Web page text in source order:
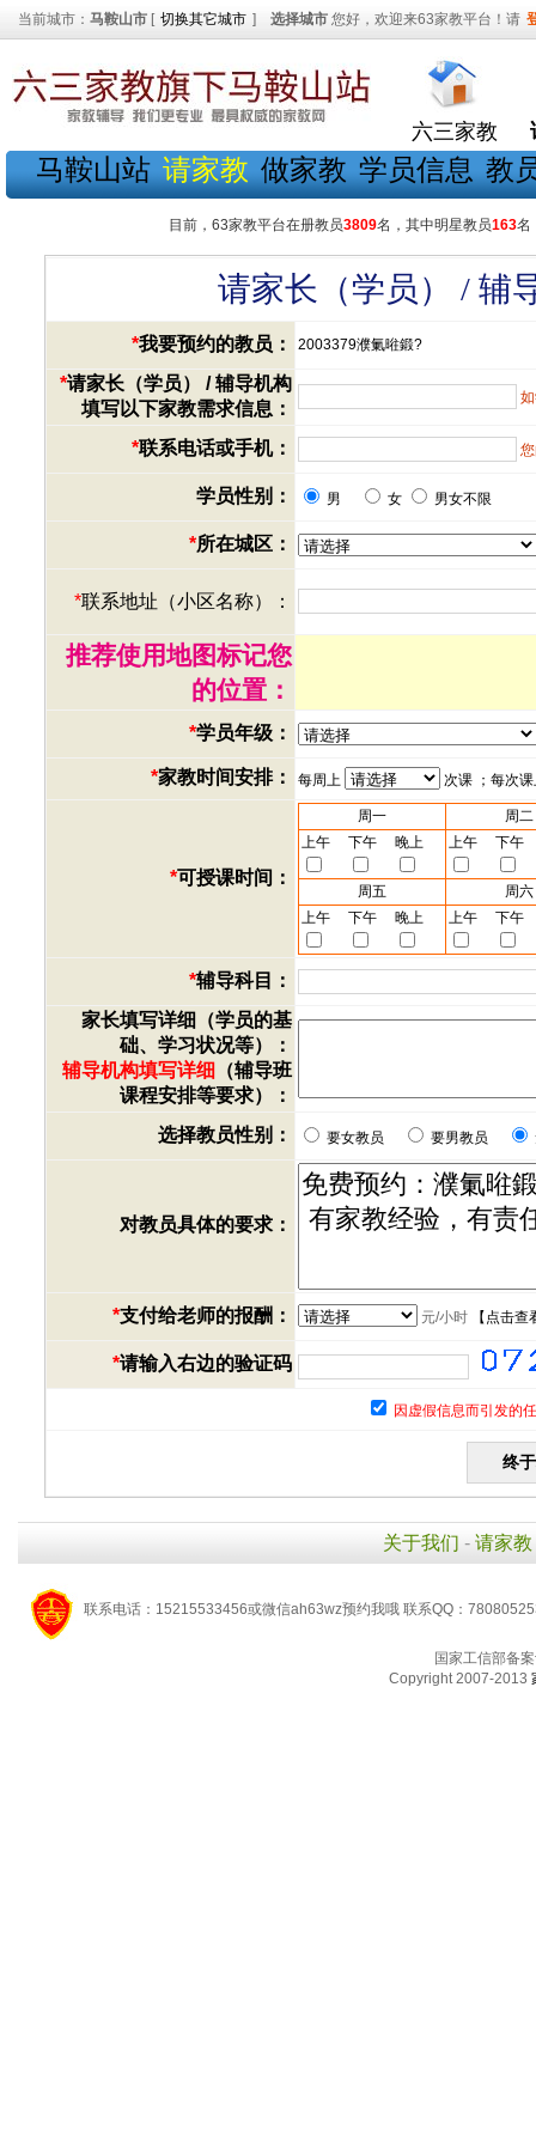
当前城市： 马鞍山市 [ 切换其它城市 ] 选择城市 您好，欢迎来63家教平台！请
六三家教
马鞍山站 请家教 做家教 学员信息 教
目前，63家教平台在册教员3809名，其中明星教员163名
请家长（学员） / 辅
*我要预约的教员： 2003379濮氭暀鍛?
*请家长（学员） / 辅导机构
填写以下家教需求信息：
*联系电话或手机：
学员性别： 男 女 男女不限
*所在城区：
*联系地址（小区名称）：
推荐使用地图标记您
的位置：
*学员年级：
*家教时间安排： 每周上 次课 ；每次
*可授课时间：
周一
周二
上午
下午 晚上 上午 下午
周五
周六
上午
下午 晚上 上午 下午
*辅导科目：
家长填写详细（学员的基
础、学习状况等）：
辅导机构填写详细 （辅导班
课程安排等要求）：
选择教员性别：
要女教员 要男教员
对教员具体的要求：
*支付给老师的报酬： 元/小时【 点击查
*请输入右边的验证码
因虚假信息而引发的
关于我们 - 请家教
联系电话：15215533456或微信ah63wz预约我哦 联系QQ：
国家工信部备
Copyright 2007-2013